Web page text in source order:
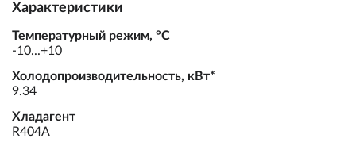
Характеристики
Температурный режим, °С
-10...+10
Холодопроизводительность, кВт*
9.34
Хладагент
R404A